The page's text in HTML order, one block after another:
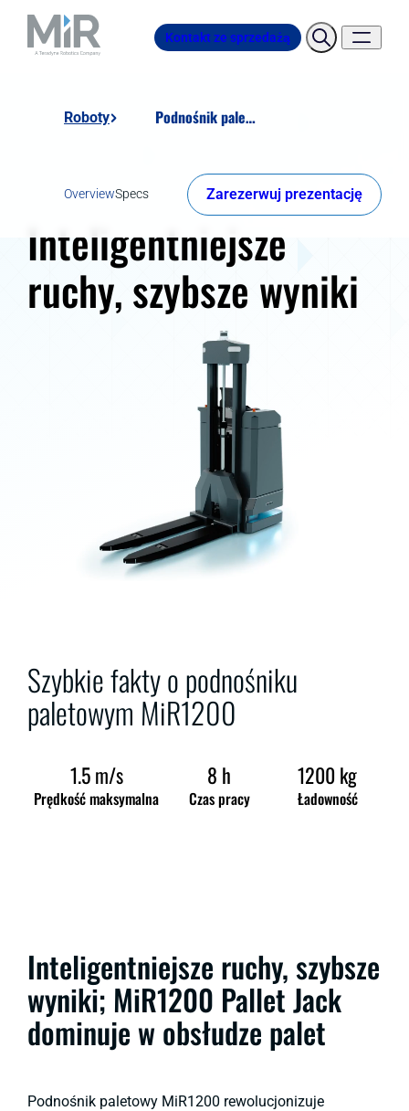
Kontakt ze sprzedażą
Roboty Podnośnik paletowy MiR1200
OverviewSpecs Zarezerwuj prezentację
Inteligentniejsze
ruchy, szybsze wyniki
Szybkie fakty o podnośniku
paletowym MiR1200
1.5 m/s
Prędkość maksymalna
8 h
Czas pracy
1200 kg
Ładowność
Inteligentniejsze ruchy, szybsze
wyniki; MiR1200 Pallet Jack
dominuje w obsłudze palet
Podnośnik paletowy MiR1200 rewolucjonizuje